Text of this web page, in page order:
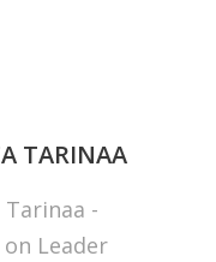
TARINAA
-
Leader